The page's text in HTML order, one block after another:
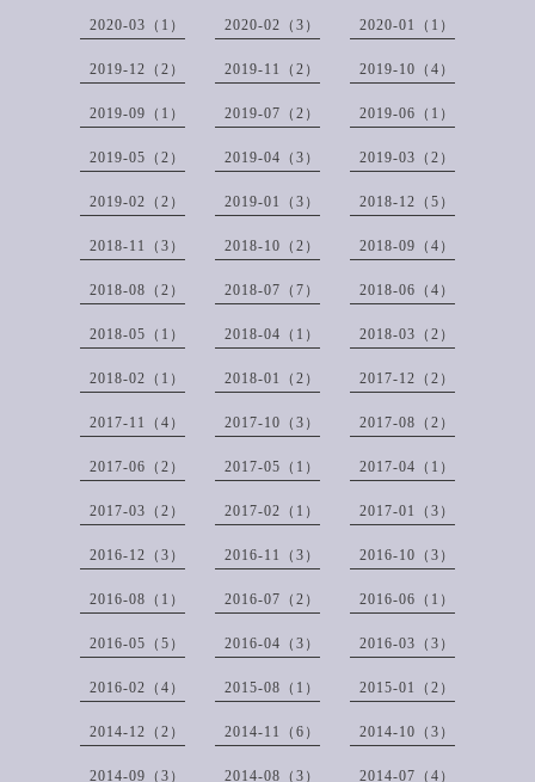
2020-03（1） 2020-02（3） 2020-01（1）
2019-12（2） 2019-11（2） 2019-10（4）
2019-09（1） 2019-07（2） 2019-06（1）
2019-05（2） 2019-04（3） 2019-03（2）
2019-02（2） 2019-01（3） 2018-12（5）
2018-11（3） 2018-10（2） 2018-09（4）
2018-08（2） 2018-07（7） 2018-06（4）
2018-05（1） 2018-04（1） 2018-03（2）
2018-02（1） 2018-01（2） 2017-12（2）
2017-11（4） 2017-10（3） 2017-08（2）
2017-06（2） 2017-05（1） 2017-04（1）
2017-03（2） 2017-02（1） 2017-01（3）
2016-12（3） 2016-11（3） 2016-10（3）
2016-08（1） 2016-07（2） 2016-06（1）
2016-05（5） 2016-04（3） 2016-03（3）
2016-02（4） 2015-08（1） 2015-01（2）
2014-12（2） 2014-11（6） 2014-10（3）
2014-09（3） 2014-08（3） 2014-07（4）